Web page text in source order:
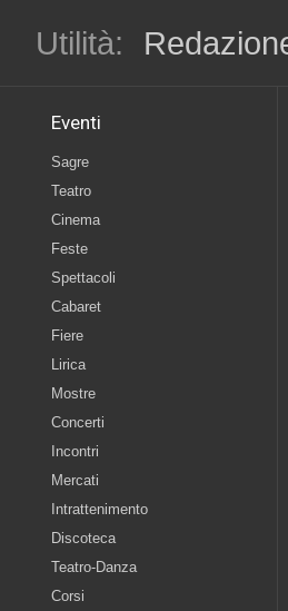
Utilità:
Eventi
Sagre
Teatro
Cinema
Feste
Spettacoli
Cabaret
Fiere
Lirica
Mostre
Concerti
Incontri
Mercati
Intrattenimento
Discoteca
Teatro-Danza
Corsi